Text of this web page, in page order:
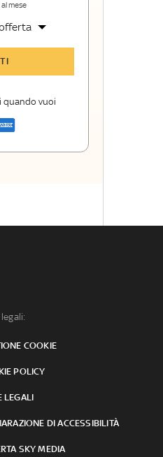
mese
di Sky Sport
quando vuoi
COOKIE
POLICY
LEGALI
DI ACCESSIBILITÀ
SKY MEDIA